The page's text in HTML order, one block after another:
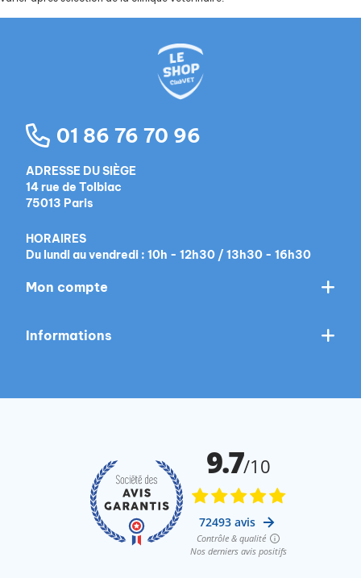
01 86 76 70 96
ADRESSE DU SIÈGE
14 rue de Tolbiac
75013 Paris
HORAIRES
Du lundi au vendredi : 10h - 12h30 / 13h30 - 16h30
Mon compte
Informations